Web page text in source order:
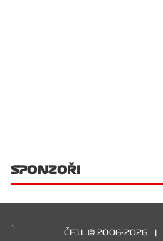
SPONZOŘI
ČF1L © 2006-2026